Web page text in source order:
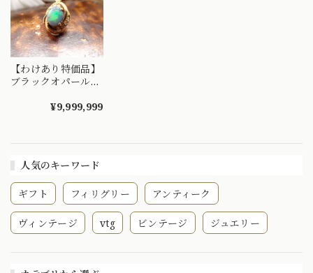
人気のキーワード
ギフト フィリグリー アンティーク
ヴィンテージ vtg ビンテージ ジュエリー
【わけあり特価品】
ブラックオパール！
ジ K18 ダイヤモン
¥9,999,999